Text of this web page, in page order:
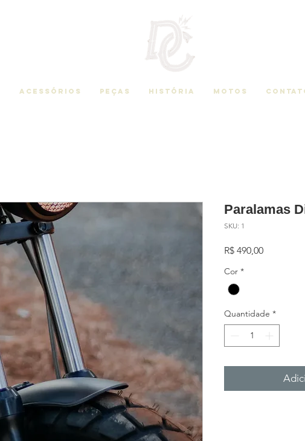
Acessórios Peças História Motos
Paralamas
SKU: 1
R$ 490,00Preço
Cor *
Quantidade *